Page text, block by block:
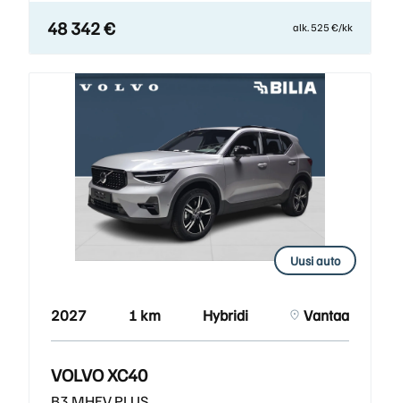
48 342 € alk. 525 €/kk
Uusi auto
2027 1 km Hybridi Vantaa
VOLVO XC40